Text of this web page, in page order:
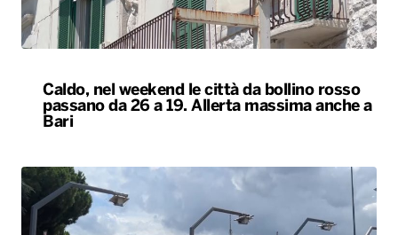
Caldo, nel weekend le città da bollino rosso
passano da 26 a 19. Allerta massima anche a
Bari